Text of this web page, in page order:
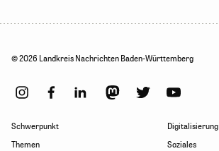
Schwerpunkt
Themen
Digitalisierung
Soziales
© 2026 Landkreis Nachrichten Baden-Württemberg